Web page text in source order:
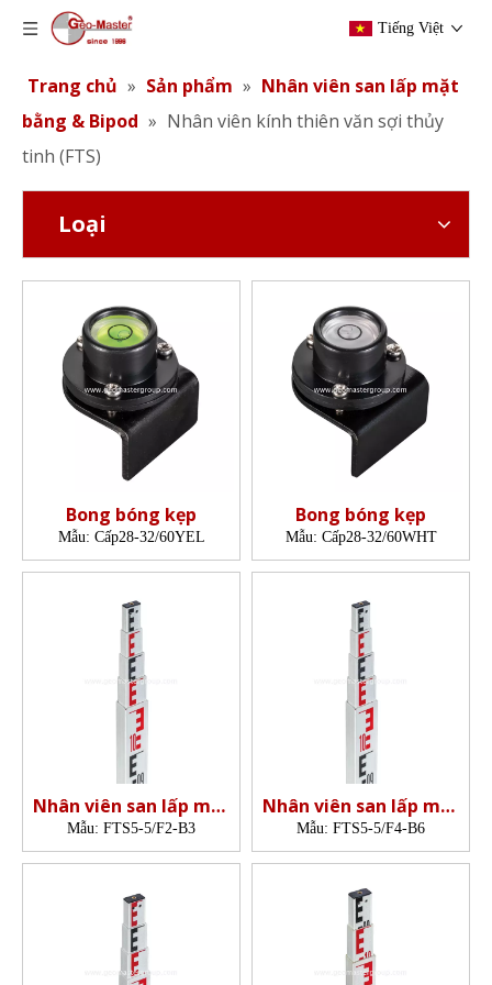
Tiếng Việt
Trang chủ » Sản phẩm » Nhân viên san lấp mặt
bằng & Bipod » Nhân viên kính thiên văn sợi thủy
tinh (FTS)
Loại
Bong bóng kẹp
Mẫu: Cấp28-32/60YEL
Bong bóng kẹp
Mẫu: Cấp28-32/60WHT
Nhân viên san lấp mặt
bằng sợi thủy tinh
Mẫu: FTS5-5/F2-B3
Nhân viên san lấp mặt
bằng sợi thủy tinh
Mẫu: FTS5-5/F4-B6